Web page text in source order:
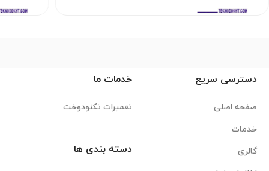
دسترسی سریع
صفحه اصلی
خدمات
گالری
خدمات ما
تعمیرات تکنودوخت
دسته بندی ها